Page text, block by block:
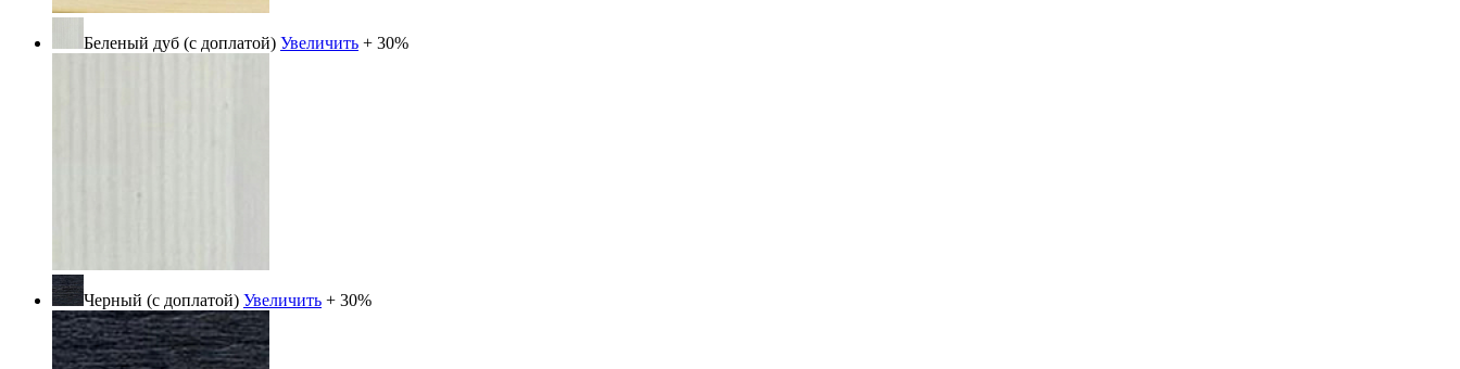
Беленый дуб (с доплатой) Увеличить + 30%
Черный (с доплатой) Увеличить + 30%